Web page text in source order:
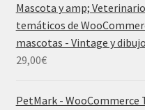
Mascota y amp;
temáticos de
mascotas - Vintage y
29,00€
PetMark - WooCommerce